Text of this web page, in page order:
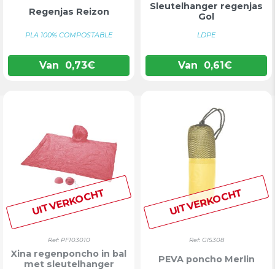
Regenjas Reizon
PLA 100% COMPOSTABLE
Van 0,73€
Sleutelhanger regenjas
Gol
LDPE
Van 0,61€
UITVERKOCHT
Ref: PF103010
Xina regenponcho in bal
met sleutelhanger
UITVERKOCHT
Ref: GI5308
PEVA poncho Merlin